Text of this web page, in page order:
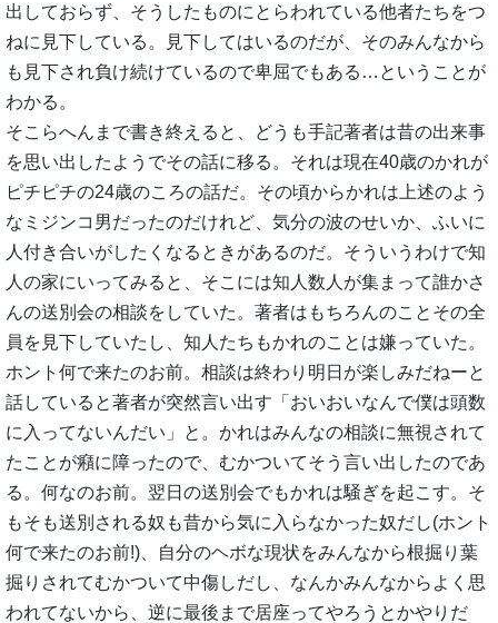
出しておらず、そうしたものにとらわれている他者たちをつ
ねに見下している。見下してはいるのだが、そのみんなから
も見下され負け続けているので卑屈でもある…ということが
わかる。
そこらへんまで書き終えると、どうも手記著者は昔の出来事
を思い出したようでその話に移る。それは現在40歳のかれが
ピチピチの24歳のころの話だ。その頃からかれは上述のよう
なミジンコ男だったのだけれど、気分の波のせいか、ふいに
人付き合いがしたくなるときがあるのだ。そういうわけで知
人の家にいってみると、そこには知人数人が集まって誰かさ
んの送別会の相談をしていた。著者はもちろんのことその全
員を見下していたし、知人たちもかれのことは嫌っていた。
ホント何で来たのお前。相談は終わり明日が楽しみだねーと
話していると著者が突然言い出す「おいおいなんで僕は頭数
に入ってないんだい」と。かれはみんなの相談に無視されて
たことが癪に障ったので、むかついてそう言い出したのであ
る。何なのお前。翌日の送別会でもかれは騒ぎを起こす。そ
もそも送別される奴も昔から気に入らなかった奴だし(ホント
何で来たのお前!)、自分のヘボな現状をみんなから根掘り葉
掘りされてむかついて中傷しだし、なんかみんなからよく思
われてないから、逆に最後まで居座ってやろうとかやりだ